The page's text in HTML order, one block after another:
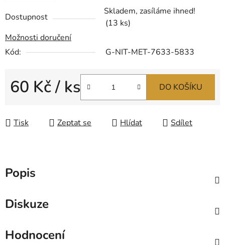
Dostupnost
Skladem, zasíláme ihned!
(13 ks)
Možnosti doručení
Kód:
G-NIT-MET-7633-5833
60 Kč/ ks DO KOŠÍKU
Tisk Zeptat se Hlídat Sdílet
Popis
Diskuze
Hodnocení